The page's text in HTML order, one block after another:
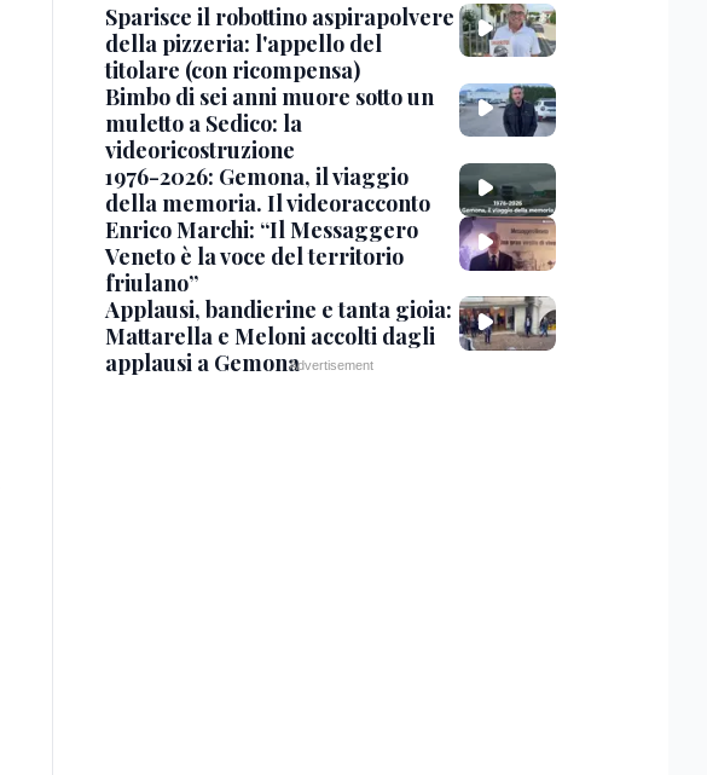
Sparisce il robottino aspirapolvere
della pizzeria: l'appello del
titolare (con ricompensa)
Bimbo di sei anni muore sotto un
muletto a Sedico: la
videoricostruzione
1976-2026: Gemona, il viaggio
della memoria. Il videoracconto
Enrico Marchi: “Il Messaggero
Veneto è la voce del territorio
friulano”
Applausi, bandierine e tanta gioia:
Mattarella e Meloni accolti dagli
applausi a Gemona